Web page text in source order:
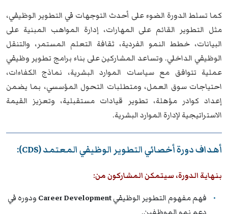
كما تسلط الدورة الضوء على أحدث التوجهات في التطوير الوظيفي،
مثل التطوير القائم على المهارات، إدارة المواهب المبنية على
البيانات، خطط النمو الفردية، ثقافة التعلم المستمر، والتنقل
الوظيفي الداخلي. وتساعد المشاركين على بناء برامج تطوير وظيفي
عملية تتوافق مع سياسات الموارد البشرية، نماذج الكفاءات،
احتياجات سوق العمل، ومتطلبات التحول المؤسسي، بما يضمن
إعداد كوادر مؤهلة، تطوير قيادات مستقبلية، وتعزيز القيمة
الاستراتيجية لإدارة الموارد البشرية.
أهداف دورة أخصائي التطوير الوظيفي المعتمد (CDS):
بنهاية الدورة، سيتمكن المشاركون من:
فهم مفهوم التطوير الوظيفيCareer Development ودوره في